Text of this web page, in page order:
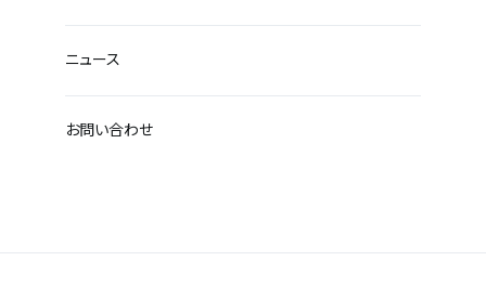
ニュース
お問い合わせ